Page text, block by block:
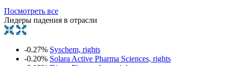
Посмотреть все
Лидеры падения в отрасли
-0.27% Syschem, rights
-0.20% Solara Active Pharma Sciences, rights